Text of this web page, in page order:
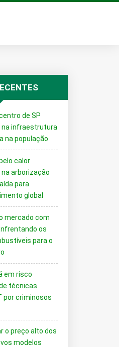
de SP
na infraestrutura
na população
calor
arborização
para
global
mercado com
os
para o
em risco
técnicas
por criminosos
o preço alto dos
modelos